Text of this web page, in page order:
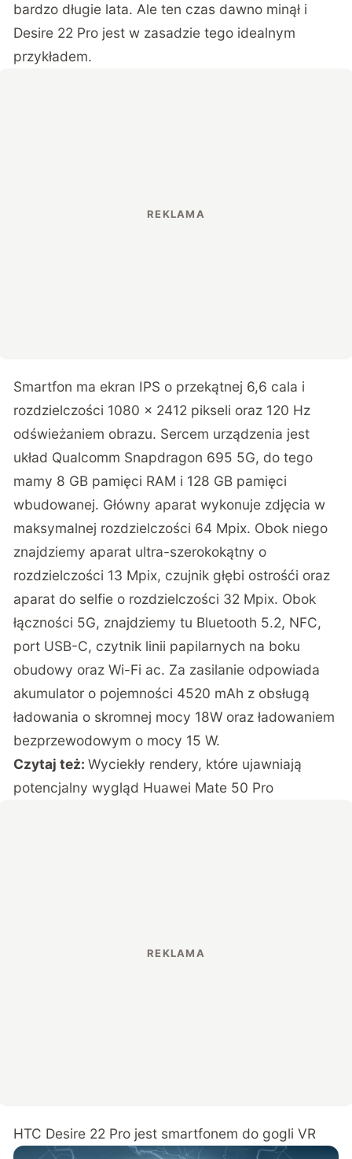
bardzo długie lata. Ale ten czas dawno minął i
Desire 22 Pro jest w zasadzie tego idealnym
przykładem.
Smartfon ma ekran IPS o przekątnej 6,6 cala i
rozdzielczości 1080 x 2412 pikseli oraz 120 Hz
odświeżaniem obrazu. Sercem urządzenia jest
układ Qualcomm Snapdragon 695 5G, do tego
mamy 8 GB pamięci RAM i 128 GB pamięci
wbudowanej. Główny aparat wykonuje zdjęcia w
maksymalnej rozdzielczości 64 Mpix. Obok niego
znajdziemy aparat ultra-szerokokątny o
rozdzielczości 13 Mpix, czujnik głębi ostrośći oraz
aparat do selfie o rozdzielczości 32 Mpix. Obok
łączności 5G, znajdziemy tu Bluetooth 5.2, NFC,
port USB-C, czytnik linii papilarnych na boku
obudowy oraz Wi-Fi ac. Za zasilanie odpowiada
akumulator o pojemności 4520 mAh z obsługą
ładowania o skromnej mocy 18W oraz ładowaniem
bezprzewodowym o mocy 15 W.
Czytaj też:Wyciekły rendery, które ujawniają
potencjalny wygląd Huawei Mate 50 Pro
HTC Desire 22 Pro jest smartfonem do gogli VR